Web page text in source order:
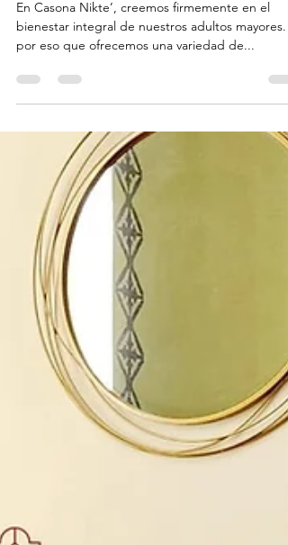
En Casona Nikte’, creemos firmemente en el
bienestar integral de nuestros adultos mayores.
por eso que ofrecemos una variedad de...